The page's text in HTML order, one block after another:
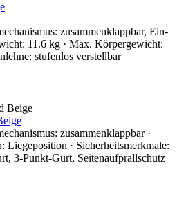
zusammenklappbar, Ein-
11.6 kg · Max. Körpergewicht:
stufenlos verstellbar
zusammenklappbar ·
Liegeposition · Sicherheitsmerkmale:
3-Punkt-Gurt, Seitenaufprallschutz